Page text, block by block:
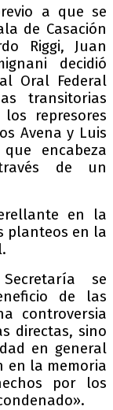
a que se
de Casación
Riggi, Juan
decidió
Oral Federal
transitorias
represores
Avena y Luis
encabeza
de un
en la
planteos en la
se
de las
controversia
directas, sino
en general
en la memoria
por los